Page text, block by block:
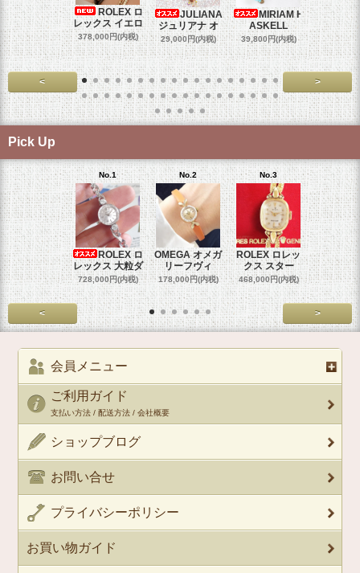
ROLEX ロ
レックス イエロ
378,000円(内税)
JULIANA
ジュリアナ オ
29,000円(内税)
MIRIAM H
ASKELL
39,800円(内税)
オメガマ
スダ
458,000円
< >
Pick Up
No.1
ROLEX ロ
レックス 大粒ダ
728,000円(内税)
No.2
OMEGA オメガ
リーフヴィ
178,000円(内税)
No.3
ROLEX ロレッ
クス スター
468,000円(内税)
No.4
ROLEX
クス
458,000円
< >
会員メニュー
ご利用ガイド
支払い方法 / 配送方法 / 会社概要
ショップブログ
お問い合せ
プライバシーポリシー
お買い物ガイド